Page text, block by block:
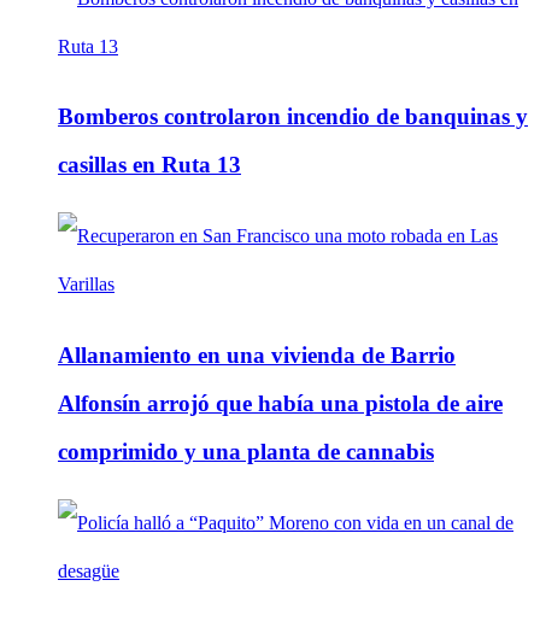
Bomberos controlaron incendio de banquinas y
casillas en Ruta 13
Allanamiento en una vivienda de Barrio
Alfonsín arrojó que había una pistola de aire
comprimido y una planta de cannabis